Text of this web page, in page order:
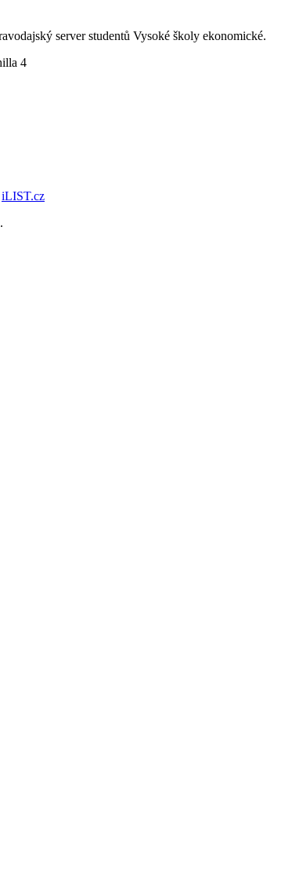
server studentů Vysoké školy ekonomické.
4
iLIST.cz